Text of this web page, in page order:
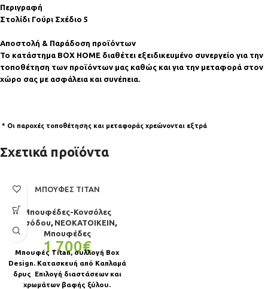
Περιγραφή
Στολίδι Γούρι Σχέδιο 5
Αποστολή & Παράδοση προϊόντων
Το κατάστημα BOX HOME διαθέτει εξειδικευμένο συνεργείο για την
τοποθέτηση των προϊόντων μας καθώς και για την μεταφορά στον
χώρο σας με ασφάλεια και συνέπεια.
* Οι παροχές τοποθέτησης και μεταφοράς χρεώνονται εξτρά
Σχετικά προϊόντα
ΜΠΟΥΦΈΣ TITAN
Μπουφέδες-Κονσόλες
εισόδου ΝΕΟΚΑΤΟΙΚΕΙΝ
Μπουφέδες
1.700€
Μπουφές Titan, συλλογή Box
Design. Κατασκευή από Καπλαμά
δρυς Επιλογή διαστάσεων και
χρωμάτων βαφής ξύλου.